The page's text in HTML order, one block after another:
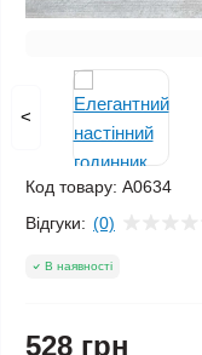
<
Код товару: A0634
Відгуки: (0)
В наявності
528 грн